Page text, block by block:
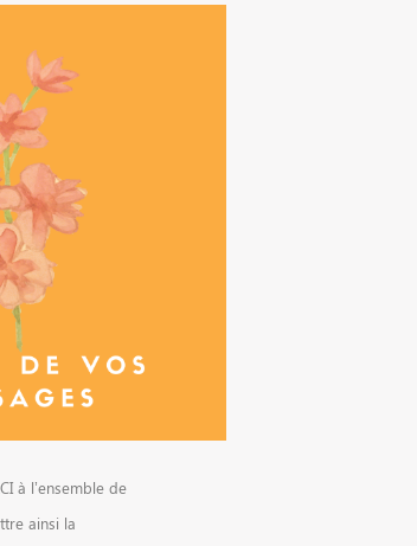
à l’ensemble de
ainsi la